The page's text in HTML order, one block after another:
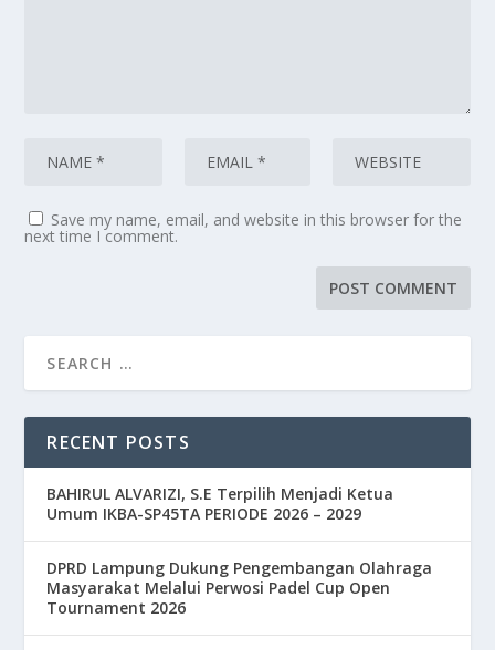
Save my name, email, and website in this browser for the
next time I comment.
RECENT POSTS
BAHIRUL ALVARIZI, S.E Terpilih Menjadi Ketua
Umum IKBA-SP45TA PERIODE 2026 – 2029
DPRD Lampung Dukung Pengembangan Olahraga
Masyarakat Melalui Perwosi Padel Cup Open
Tournament 2026